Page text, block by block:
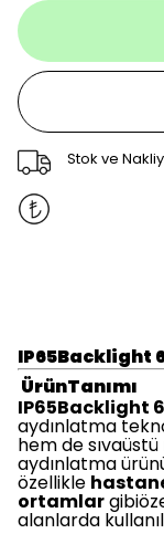
Stok ve
IP65Backlight
ÜrünTanımı
IP65Backlight
aydınlatma
hem de
aydınlatma
özellikle
ortamlar
alanlarda